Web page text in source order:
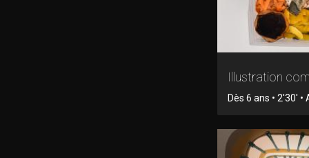
Illustration
Dès 6 ans • 2'30'